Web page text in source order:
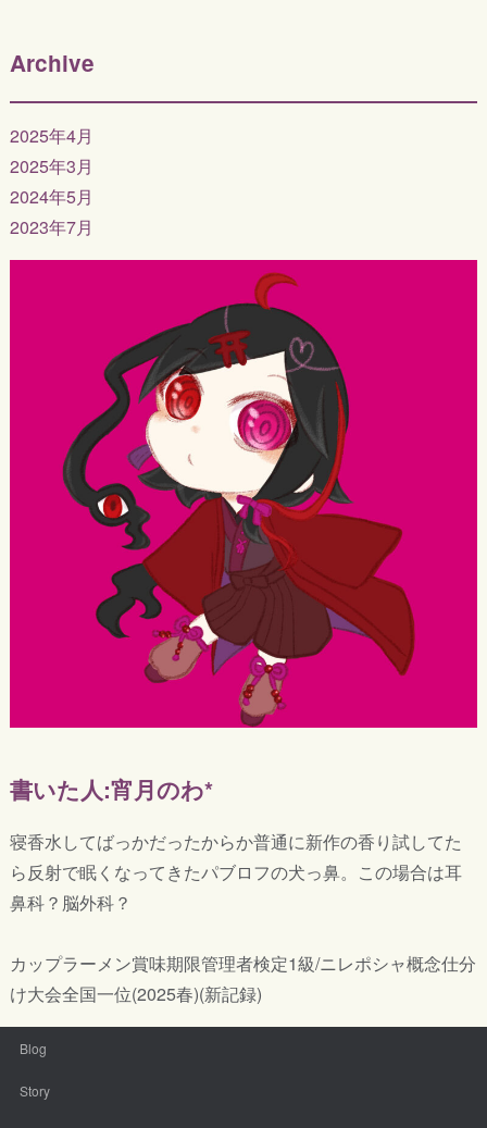
Archive
2025年4月
2025年3月
2024年5月
2023年7月
書いた人:宵月のわ*
寝香水してばっかだったからか普通に新作の香り試してた
ら反射で眠くなってきたパブロフの犬っ鼻。この場合は耳
鼻科？脳外科？
カップラーメン賞味期限管理者検定1級/ニレポシャ概念仕分
け大会全国一位(2025春)(新記録)
Blog
Story